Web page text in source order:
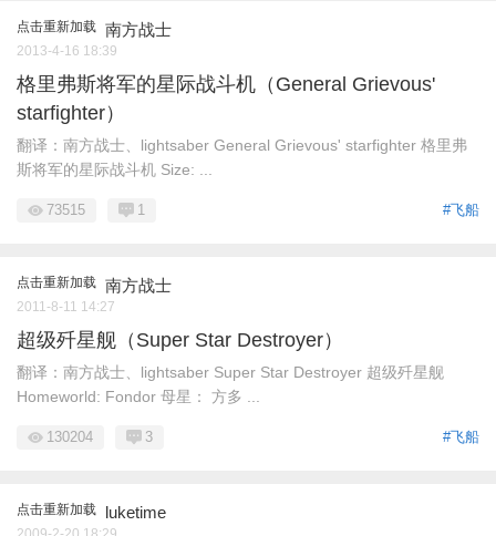
点击重新加载 南方战士
2013-4-16 18:39
格里弗斯将军的星际战斗机（General Grievous'
starfighter）
翻译：南方战士、lightsaber General Grievous' starfighter 格里弗
斯将军的星际战斗机 Size: ...
#飞船
73515 1
点击重新加载 南方战士
2011-8-11 14:27
超级歼星舰（Super Star Destroyer）
翻译：南方战士、lightsaber Super Star Destroyer 超级歼星舰
Homeworld: Fondor 母星： 方多 ...
#飞船
130204 3
点击重新加载 luketime